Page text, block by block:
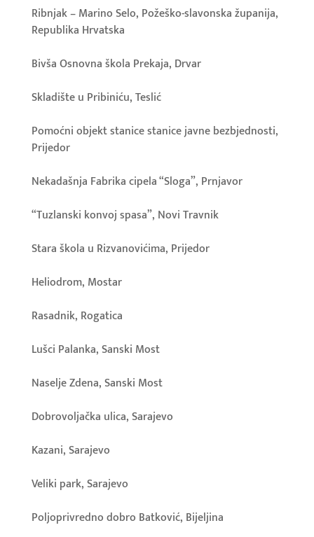
Ribnjak – Marino Selo, Požeško-slavonska županija,
Republika Hrvatska
Bivša Osnovna škola Prekaja, Drvar
Skladište u Pribiniću, Teslić
Pomoćni objekt stanice stanice javne bezbjednosti,
Prijedor
Nekadašnja Fabrika cipela “Sloga”, Prnjavor
“Tuzlanski konvoj spasa”, Novi Travnik
Stara škola u Rizvanovićima, Prijedor
Heliodrom, Mostar
Rasadnik, Rogatica
Lušci Palanka, Sanski Most
Naselje Zdena, Sanski Most
Dobrovoljačka ulica, Sarajevo
Kazani, Sarajevo
Veliki park, Sarajevo
Poljoprivredno dobro Batković, Bijeljina